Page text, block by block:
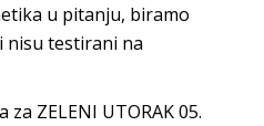
u pitanju, biramo
nisu testirani na
ZELENI UTORAK 05.